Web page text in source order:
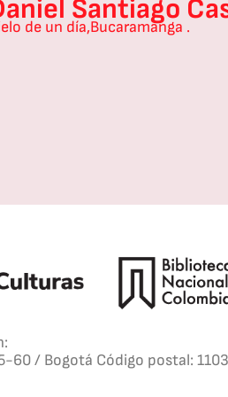
Santiago
de un día,Bucaramanga .
60 / Bogotá Código postal: